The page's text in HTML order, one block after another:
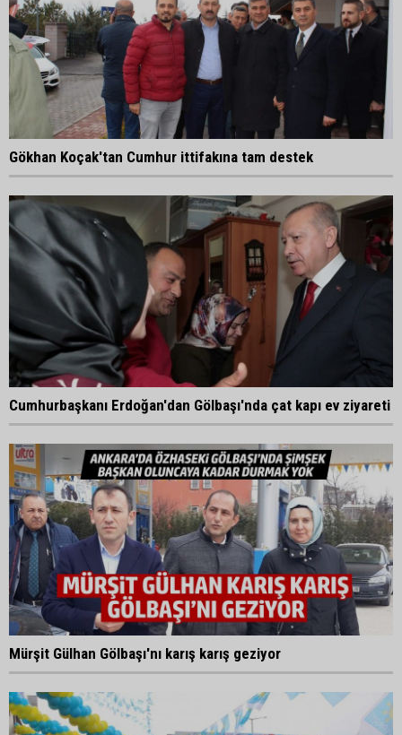
Gökhan Koçak'tan Cumhur ittifakına tam destek
Cumhurbaşkanı Erdoğan'dan Gölbaşı'nda çat kapı ev ziyareti
Mürşit Gülhan Gölbaşı'nı karış karış geziyor